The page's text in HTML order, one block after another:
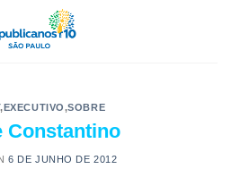
,EXECUTIVO,SOBRE
Constantino
6 DE JUNHO DE 2012